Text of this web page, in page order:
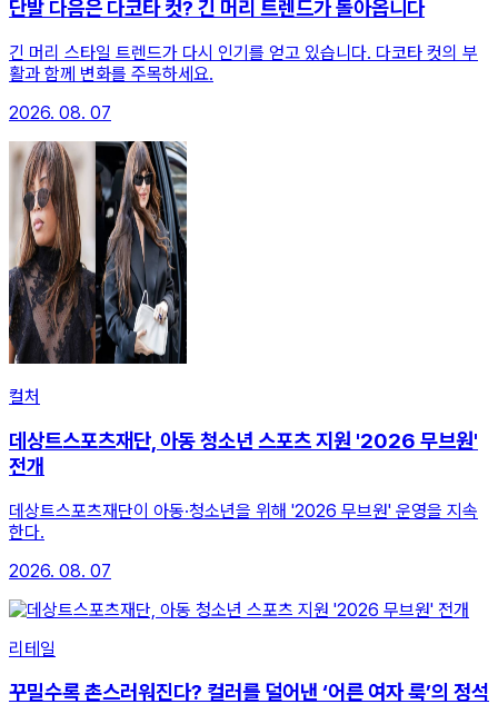
단발 다음은 다코타 컷? 긴 머리 트렌드가 돌아옵니다
긴 머리 스타일 트렌드가 다시 인기를 얻고 있습니다. 다코타 컷의 부
활과 함께 변화를 주목하세요.
2026. 08. 07
컬처
데상트스포츠재단, 아동 청소년 스포츠 지원 '2026 무브원'
전개
데상트스포츠재단이 아동·청소년을 위해 '2026 무브원' 운영을 지속
한다.
2026. 08. 07
리테일
꾸밀수록 촌스러워진다? 컬러를 덜어낸 ‘어른 여자 룩’의 정석